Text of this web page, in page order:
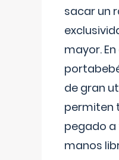
sacar un
mayor.
de gran
permiten
pegado a
manos